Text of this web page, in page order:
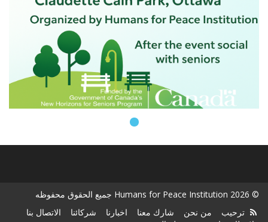
© 2026 Humans for Peace Institution جميع الحقوق محفوظه
ترحيب
من نحن شارك معنا اخبارنا شركائنا
الاتصال بنا